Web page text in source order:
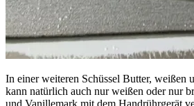
In einer weiteren Schüssel Butter, weißen
kann natürlich auch nur weißen oder nur
und Vanillemark mit dem Handrührgerät